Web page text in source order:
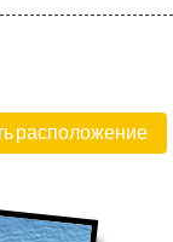
расположение